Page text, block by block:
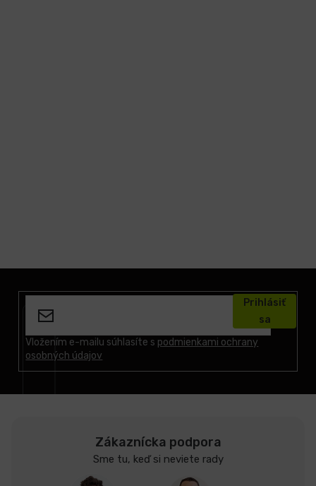
Vložením e-mailu súhlasíte s podmienkami ochrany
osobných údajov
Prihlásiť
sa
Zákaznícka podpora
Sme tu, keď si neviete rady